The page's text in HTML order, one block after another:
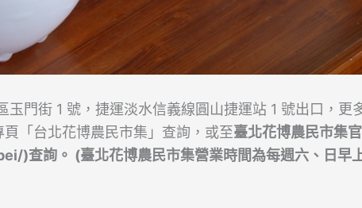
玉門街 1 號，捷運淡水信義線圓山捷運站 1 號出口，更
「台北花博農民市集」查詢，或至臺北花博農民市集
查詢。 (臺北花博農民市集營業時間為每週六、日早